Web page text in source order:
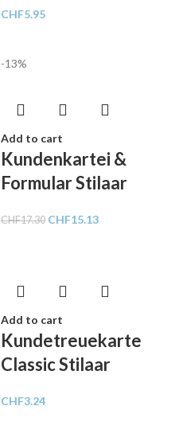
CHF5.95
-13%
Add to cart
Kundenkartei &
Formular Stilaar
CHF17.30 CHF15.13
Add to cart
Kundetreuekarte
Classic Stilaar
CHF3.24